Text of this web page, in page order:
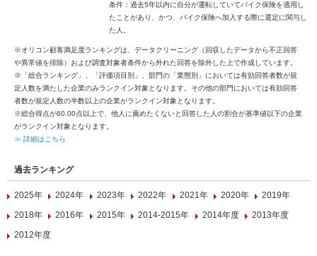
条件：過去5年以内に自分が運転していてバイク保険を適用し
たことがあり、かつ、バイク保険へ加入する際に選定に関与し
た人。
※オリコン顧客満足度ランキングは、データクリーニング（回収したデータから不正回答
や異常値を排除）および調査対象者条件から外れた回答を除外した上で作成しています。
※「総合ランキング」、「評価項目別」、部門の「業態別」においては有効回答者数が規
定人数を満たした企業のみランクイン対象となります。その他の部門においては有効回答
者数が規定人数の半数以上の企業がランクイン対象となります。
※総合得点が60.00点以上で、他人に薦めたくないと回答した人の割合が基準値以下の企業
がランクイン対象となります。
≫ 詳細はこちら
過去ランキング
2025年 2024年 2023年 2022年 2021年 2020年
2019年
2018年
2016年 2015年 2014-2015年 2014年度
2013年度
2012年度